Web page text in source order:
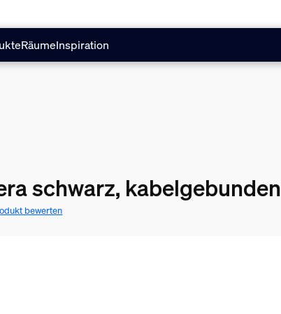
RäumeInspiration
schwarz, kabelgebunden
bewerten